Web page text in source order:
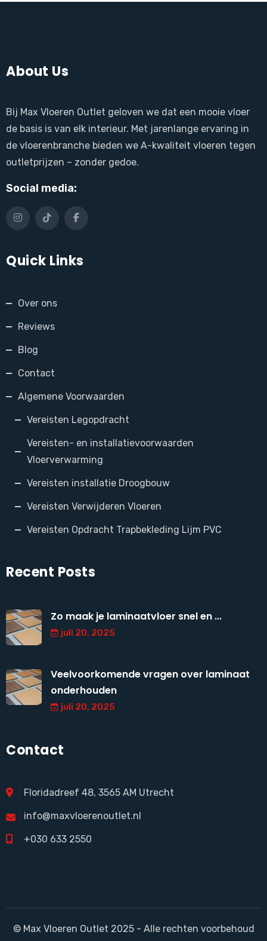
About Us
Bij Max Vloeren Outlet geloven we dat een mooie vloer
de basis is van elk interieur. Met jarenlange ervaring in
de vloerenbranche bieden we A-kwaliteit vloeren tegen
outletprijzen – zonder gedoe.
Social media:
Quick Links
Over ons
Reviews
Blog
Contact
Algemene Voorwaarden
Vereisten Legopdracht
Vereisten- en installatievoorwaarden
Vloerverwarming
Vereisten installatie Droogbouw
Vereisten Verwijderen Vloeren
Vereisten Opdracht Trapbekleding Lijm PVC
Recent Posts
Zo maak je laminaatvloer snel en ...
juli 20, 2025
Veelvoorkomende vragen over laminaat
onderhouden
juli 20, 2025
Contact
Floridadreef 48, 3565 AM Utrecht
info@maxvloerenoutlet.nl
+030 633 2550
© Max Vloeren Outlet 2025 - Alle rechten voorbehoud